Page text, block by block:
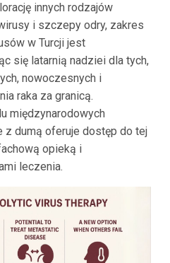
innych rodzajów
i szczepy odry, zakres
w Turcji jest
się latarnią nadziei dla tych,
nowoczesnych i
raka za granicą.
międzynarodowych
z dumą oferuje dostęp do tej
opieką i
leczenia.